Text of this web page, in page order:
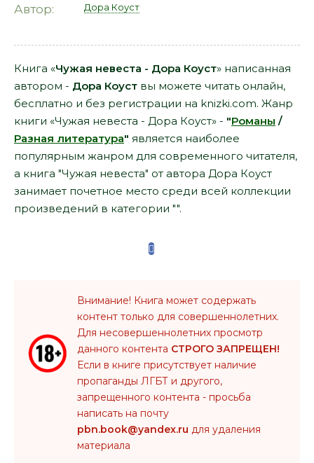
Автор: Дора Коуст
Книга «Чужая невеста - Дора Коуст» написанная
автором - Дора Коуст вы можете читать онлайн,
бесплатно и без регистрации на knizki.com. Жанр
книги «Чужая невеста - Дора Коуст» - "Романы /
Разная литература" является наиболее
популярным жанром для современного читателя,
а книга "Чужая невеста" от автора Дора Коуст
занимает почетное место среди всей коллекции
произведений в категории "".
Внимание! Книга может содержать
контент только для совершеннолетних.
Для несовершеннолетних просмотр
данного контента СТРОГО ЗАПРЕЩЕН!
Если в книге присутствует наличие
пропаганды ЛГБТ и другого,
запрещенного контента - просьба
написать на почту
pbn.book@yandex.ru для удаления
материала